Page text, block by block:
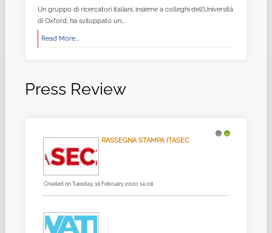
Un gruppo di ricercatori italiani, insieme a colleghi dell’Università
di Oxford, ha sviluppato un...
Read More...
Press Review
RASSEGNA STAMPA ITASEC
Created on Tuesday, 18 February 2020 14:08